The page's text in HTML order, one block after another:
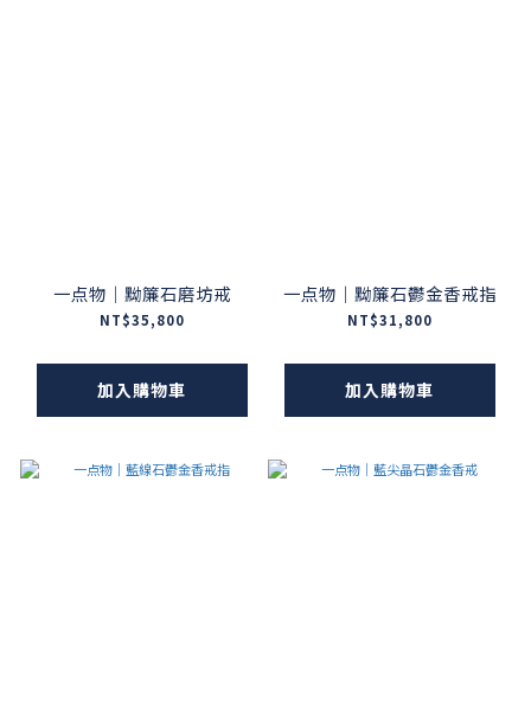
一点物｜黝簾石磨坊戒
NT$35,800
加入購物車
一点物｜黝簾石鬱金香戒指
NT$31,800
加入購物車